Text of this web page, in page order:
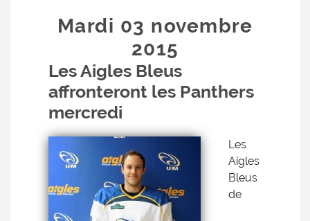
Mardi 03 novembre
2015
Les Aigles Bleus
affronteront les Panthers
mercredi
Les
Aigles
Bleus
de